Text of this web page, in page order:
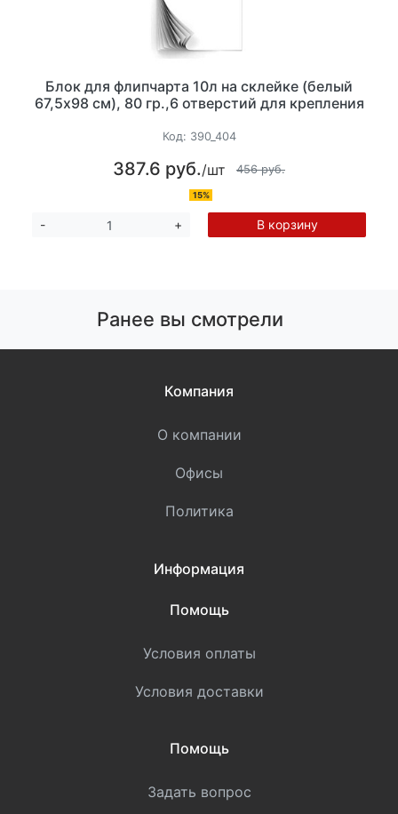
Блок для флипчарта 10л на склейке (белый
67,5х98 см), 80 гр.,6 отверстий для крепления
Код: 390_404
387.6 руб./шт 456 руб.
15%
- + В корзину
Ранее вы смотрели
Компания
О компании
Офисы
Политика
Информация
Помощь
Условия оплаты
Условия доставки
Помощь
Задать вопрос